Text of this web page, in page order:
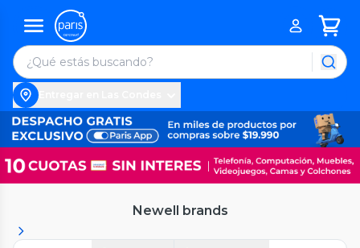
Newell brands